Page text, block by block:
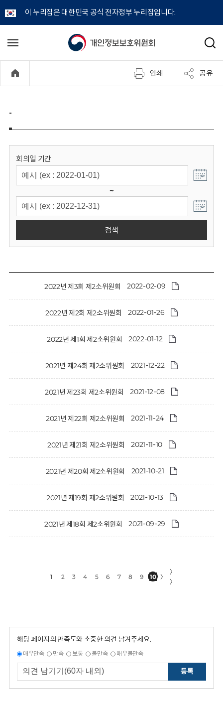
이 누리집은 대한민국 공식 전자정부 누리집입니다.
개
정
보
위
원
회
메
기
검
인쇄 공유
-
회의일 기간
~
검색
2022년 제3회 제2소위원회 2022-02-09
2022년 제2회 제2소위원회 2022-01-26
2022년 제1회 제2소위원회 2022-01-12
2021년 제24회 제2소위원회 2021-12-22
2021년 제23회 제2소위원회 2021-12-08
2021년 제22회 제2소위원회 2021-11-24
2021년 제21회 제2소위원회 2021-11-10
2021년 제20회 제2소위원회 2021-10-21
2021년 제19회 제2소위원회 2021-10-13
2021년 제18회 제2소위원회 2021-09-29
1 2 3 4 5 6 7 8 9 10 〉
〉
〉
해당 페이지의 만족도와 소중한 의견 남겨주세요.
매우만족 만족 보통 불만족 매우불만족
등록